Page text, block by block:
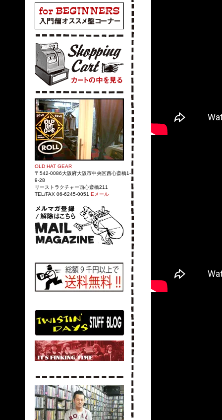
OLD HAT GEAR
〒542-0086大阪府大阪市中央区西心斎橋1-
9-28
リーストラクチャー西心斎橋211
TEL/FAX 06-6245-0051 Eメール